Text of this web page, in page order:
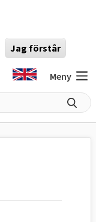
Jag förstår
Meny